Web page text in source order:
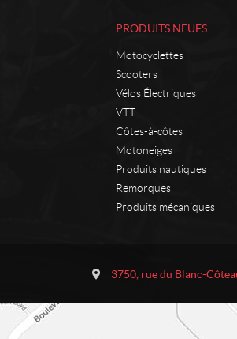
PRODUITS NEUFS
Motocyclettes
Scooters
Vélos Électriques
VTT
Côtes-à-côtes
Motoneiges
Produits nautiques
Remorques
Produits mécaniques
t
o
3750, rue du Blanc-